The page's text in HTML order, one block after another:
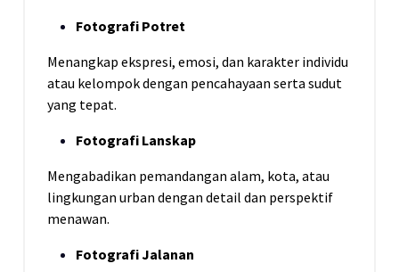
Fotografi Potret
Menangkap ekspresi, emosi, dan karakter individu
atau kelompok dengan pencahayaan serta sudut
yang tepat.
Fotografi Lanskap
Mengabadikan pemandangan alam, kota, atau
lingkungan urban dengan detail dan perspektif
menawan.
Fotografi Jalanan